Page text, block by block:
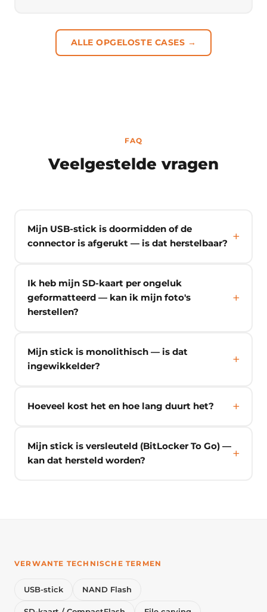
ALLE OPGELOSTE CASES →
FAQ
Veelgestelde vragen
Mijn USB-stick is doormidden of de
connector is afgerukt — is dat herstelbaar?
Ik heb mijn SD-kaart per ongeluk
geformatteerd — kan ik mijn foto's
herstellen?
Mijn stick is monolithisch — is dat
ingewikkelder?
Hoeveel kost het en hoe lang duurt het?
Mijn stick is versleuteld (BitLocker To Go) —
kan dat hersteld worden?
VERWANTE TECHNISCHE TERMEN
USB-stick NAND Flash